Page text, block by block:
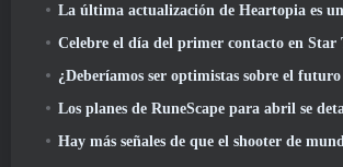
La última actualización de Heartopia es un cambio de imagen al estilo de Alicia
Celebre el día del primer contacto en Star Trek Online y gane una nueva versión
¿Deberíamos ser optimistas sobre el futuro de
Los planes de RuneScape para abril se detallan en un vídeo
Hay más señales de que el shooter de mundo abierto